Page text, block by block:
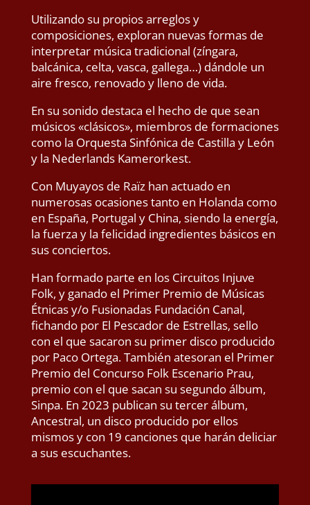
Utilizando su propios arreglos y
composiciones, exploran nuevas formas de
interpretar música tradicional (zíngara,
balcánica, celta, vasca, gallega…) dándole un
aire fresco, renovado y lleno de vida.
En su sonido destaca el hecho de que sean
músicos «clásicos», miembros de formaciones
como la Orquesta Sinfónica de Castilla y León
y la Nederlands Kamerorkest.
Con Muyayos de Raïz han actuado en
numerosas ocasiones tanto en Holanda como
en España, Portugal y China, siendo la energía,
la fuerza y la felicidad ingredientes básicos en
sus conciertos.
Han formado parte en los Circuitos Injuve
Folk, y ganado el Primer Premio de Músicas
Étnicas y/o Fusionadas Fundación Canal,
fichando por El Pescador de Estrellas, sello
con el que sacaron su primer disco producido
por Paco Ortega. También atesoran el Primer
Premio del Concurso Folk Escenario Prau,
premio con el que sacan su segundo álbum,
Sinpa. En 2023 publican su tercer álbum,
Ancestral, un disco producido por ellos
mismos y con 19 canciones que harán deliciar
a sus escuchantes.